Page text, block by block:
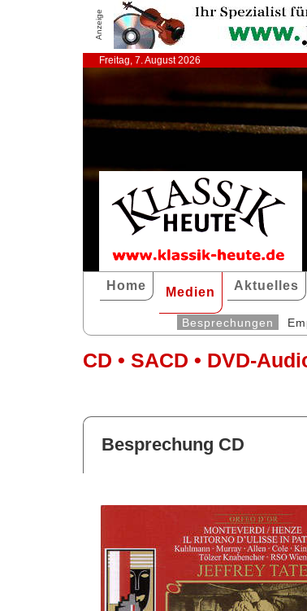
Anzeige
Freitag, 7. August 2026
Home Medien Aktuelles
Besprechungen
CD • SACD • DVD-
Besprechung CD